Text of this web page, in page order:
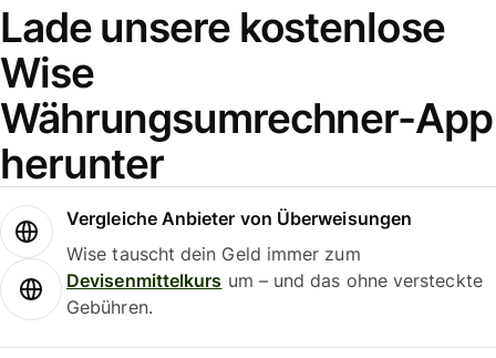
Lade unsere kostenlose
Wise
Währungsumrechner-App
herunter
Vergleiche Anbieter von Überweisungen
Wise tauscht dein Geld immer zum
Devisenmittelkurs um – und das ohne versteckte
Gebühren.